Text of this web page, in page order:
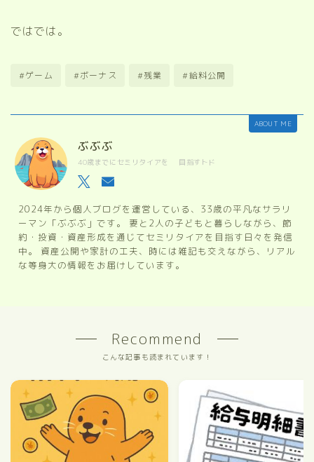
ではでは。
#ゲーム #ボーナス #残業 #給料公開
ABOUT ME
ぶぶぶ
40歳までにセミリタイアを 目指すトド
2024年から個人ブログを運営している、33歳の平凡なサラリ
ーマン「ぶぶぶ」です。 妻と2人の子どもと暮らしながら、節
約・投資・資産形成を通じてセミリタイアを目指す日々を発信
中。 資産公開や家計の工夫、時には雑記も交えながら、リアル
な等身大の情報をお届けしています。
Recommend
こんな記事も読まれています！